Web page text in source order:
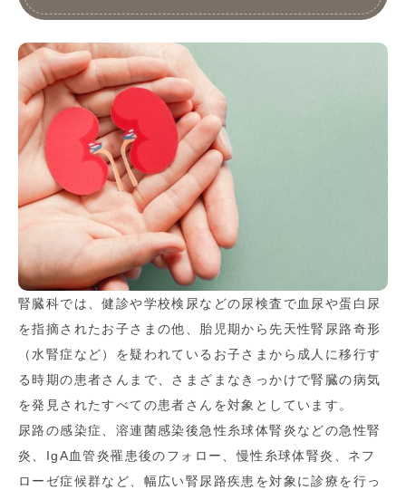
腎臓科では、健診や学校検尿などの尿検査で血尿や蛋白尿
を指摘されたお子さまの他、胎児期から先天性腎尿路奇形
（水腎症など）を疑われているお子さまから成人に移行す
る時期の患者さんまで、さまざまなきっかけで腎臓の病気
を発見されたすべての患者さんを対象としています。
尿路の感染症、溶連菌感染後急性糸球体腎炎などの急性腎
炎、IgA血管炎罹患後のフォロー、慢性糸球体腎炎、ネフ
ローゼ症候群など、幅広い腎尿路疾患を対象に診療を行っ